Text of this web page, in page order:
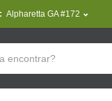
Alpharetta GA #172